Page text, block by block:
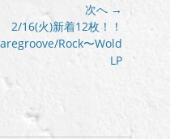
次へ →
2/16(火)新着12枚！！
Rock〜Wold
LP